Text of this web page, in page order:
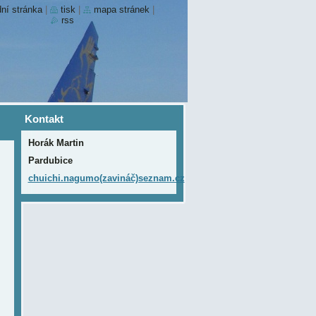
Kontakt
Horák Martin
Pardubice
chuichi.nagumo(zavináč)seznam.cz
stránka tisk mapa stránek
rss